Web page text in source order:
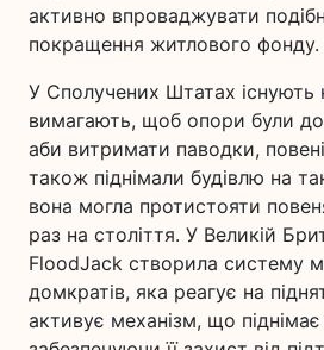
активно впроваджувати
покращення житлового фонду.
У Сполучених Штатах існують
вимагають, щоб опори були
аби витримати паводки,
також піднімали будівлю на
вона могла протистояти
раз на століття. У Великій
FloodJack створила систему
домкратів, яка реагує на
активує механізм, що піднімає